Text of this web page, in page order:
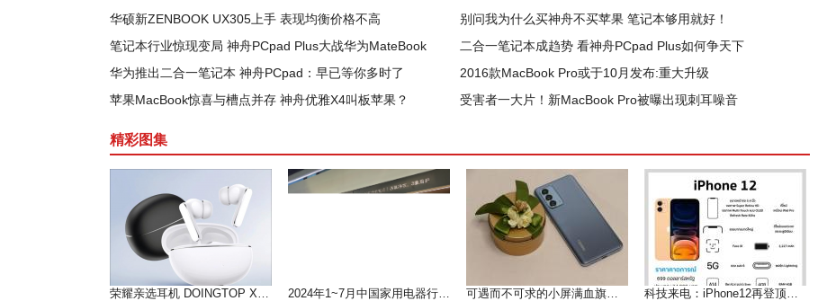
华硕新ZENBOOK UX305上手 表现均衡价格不高
别问我为什么买神舟不买苹果 笔记本够用就好！
笔记本行业惊现变局 神舟PCpad Plus大战华为MateBook
二合一笔记本成趋势 看神舟PCpad Plus如何争天下
华为推出二合一笔记本 神舟PCpad：早已等你多时了
2016款MacBook Pro或于10月发布:重大升级
苹果MacBook惊喜与槽点并存 神舟优雅X4叫板苹果？
受害者一大片！新MacBook Pro被曝出现刺耳噪音
精彩图集
荣耀亲选耳机 DOINGTOP X8i 开售，开启高性价比音频新体验 2024年1~7月中国家用电器行业运行形势分析（上） 可遇而不可求的小屏满血旗舰--魅族 18测评 科技来电：iPhone12再登顶微博热搜 果粉们等到痴狂